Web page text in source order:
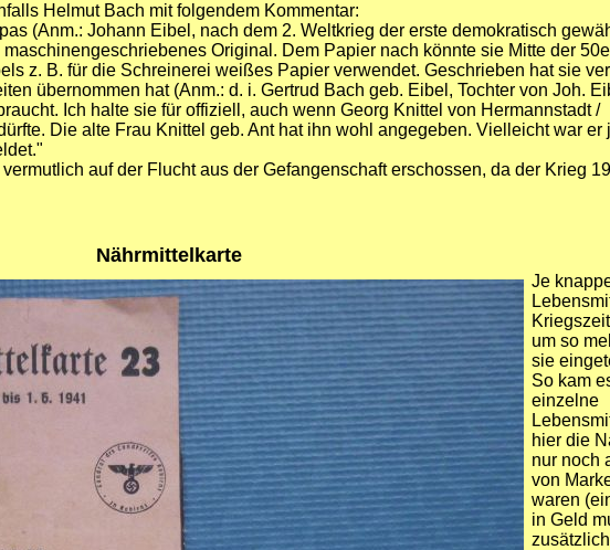
Helmut Bach mit folgendem Kommentar:
(Anm.: Johann Eibel, nach dem 2. Weltkrieg der erste demokratisch
Original. Dem Papier nach könnte sie Mitte der
z. B. für die Schreinerei weißes Papier verwendet. Geschrieben hat sie
übernommen hat (Anm.: d. i. Gertrud Bach geb. Eibel, Tochter von Joh.
Ich halte sie für offiziell, auch wenn Georg Knittel von Hermannstadt /
Die alte Frau Knittel geb. Ant hat ihn wohl angegeben. Vielleicht war er
auf der Flucht aus der Gefangenschaft erschossen, da der Krieg
Nährmittelkarte
Je
um so
sie
So kam
einzelne
hier die
nur noch
von
waren
in Geld